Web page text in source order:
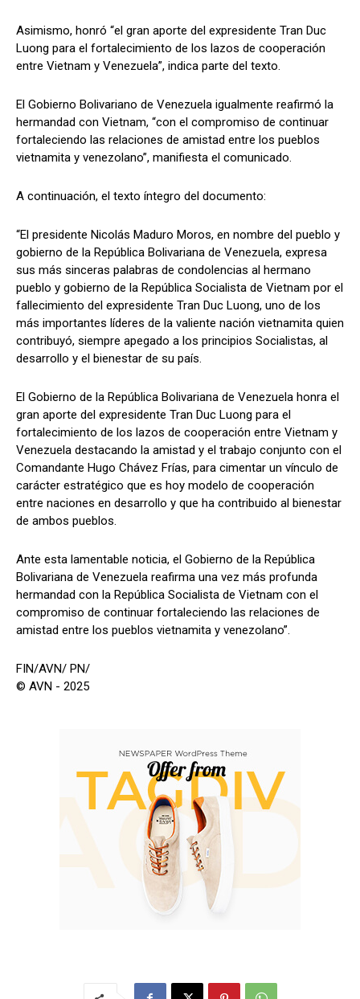
Asimismo, honró “el gran aporte del expresidente Tran Duc
Luong para el fortalecimiento de los lazos de cooperación
entre Vietnam y Venezuela”, indica parte del texto.
El Gobierno Bolivariano de Venezuela igualmente reafirmó la
hermandad con Vietnam, “con el compromiso de continuar
fortaleciendo las relaciones de amistad entre los pueblos
vietnamita y venezolano”, manifiesta el comunicado.
A continuación, el texto íntegro del documento:
“El presidente Nicolás Maduro Moros, en nombre del pueblo y
gobierno de la República Bolivariana de Venezuela, expresa
sus más sinceras palabras de condolencias al hermano
pueblo y gobierno de la República Socialista de Vietnam por el
fallecimiento del expresidente Tran Duc Luong, uno de los
más importantes líderes de la valiente nación vietnamita quien
contribuyó, siempre apegado a los principios Socialistas, al
desarrollo y el bienestar de su país.
El Gobierno de la República Bolivariana de Venezuela honra el
gran aporte del expresidente Tran Duc Luong para el
fortalecimiento de los lazos de cooperación entre Vietnam y
Venezuela destacando la amistad y el trabajo conjunto con el
Comandante Hugo Chávez Frías, para cimentar un vínculo de
carácter estratégico que es hoy modelo de cooperación
entre naciones en desarrollo y que ha contribuido al bienestar
de ambos pueblos.
Ante esta lamentable noticia, el Gobierno de la República
Bolivariana de Venezuela reafirma una vez más profunda
hermandad con la República Socialista de Vietnam con el
compromiso de continuar fortaleciendo las relaciones de
amistad entre los pueblos vietnamita y venezolano”.
FIN/AVN/ PN/
© AVN - 2025